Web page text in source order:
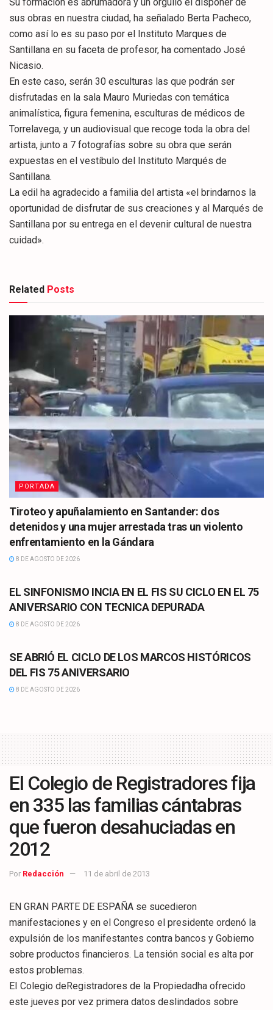
sus obras en nuestra ciudad, ha señalado Berta Pacheco,
como así lo es su paso por el Instituto Marques de
Santillana en su faceta de profesor, ha comentado José
Nicasio.
En este caso, serán 30 esculturas las que podrán ser
disfrutadas en la sala Mauro Muriedas con temática
animalística, figura femenina, esculturas de médicos de
Torrelavega, y un audiovisual que recoge toda la obra del
artista, junto a 7 fotografías sobre su obra que serán
expuestas en el vestíbulo del Instituto Marqués de
Santillana.
La edil ha agradecido a familia del artista «el brindarnos la
oportunidad de disfrutar de sus creaciones y al Marqués de
Santillana por su entrega en el devenir cultural de nuestra
cuidad».
Related Posts
PORTADA
Tiroteo y apuñalamiento en Santander: dos
detenidos y una mujer arrestada tras un violento
enfrentamiento en la Gándara
8 DE AGOSTO DE 2026
EL SINFONISMO INCIA EN EL FIS SU CICLO EN EL 75
ANIVERSARIO CON TECNICA DEPURADA
8 DE AGOSTO DE 2026
SE ABRIÓ EL CICLO DE LOS MARCOS HISTÓRICOS
DEL FIS 75 ANIVERSARIO
8 DE AGOSTO DE 2026
El Colegio de Registradores fija
en 335 las familias cántabras
que fueron desahuciadas en
2012
Por Redacción 11 de abril de 2013
EN GRAN PARTE DE ESPAÑA se sucedieron
manifestaciones y en el Congreso el presidente ordenó la
expulsión de los manifestantes contra bancos y Gobierno
sobre productos financieros. La tensión social es alta por
estos problemas.
EI Colegio deRegistradores de la Propiedadha ofrecido
este jueves por vez primera datos deslindados sobre